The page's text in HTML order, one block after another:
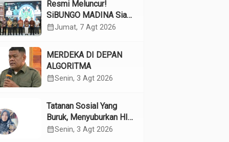
Resmi Meluncur!
SiBUNGO MADINA Siap
Optimalkan Pendapatan
calendar_monthJumat, 7 Agt 2026
MERDEKA DI DEPAN
ALGORITMA
calendar_monthSenin, 3 Agt 2026
Tatanan Sosial Yang
Buruk, Menyuburkan HIV
Pada Remaja
calendar_monthSenin, 3 Agt 2026